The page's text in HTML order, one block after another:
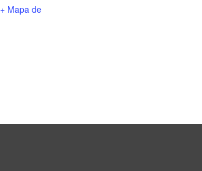
+ Mapa de